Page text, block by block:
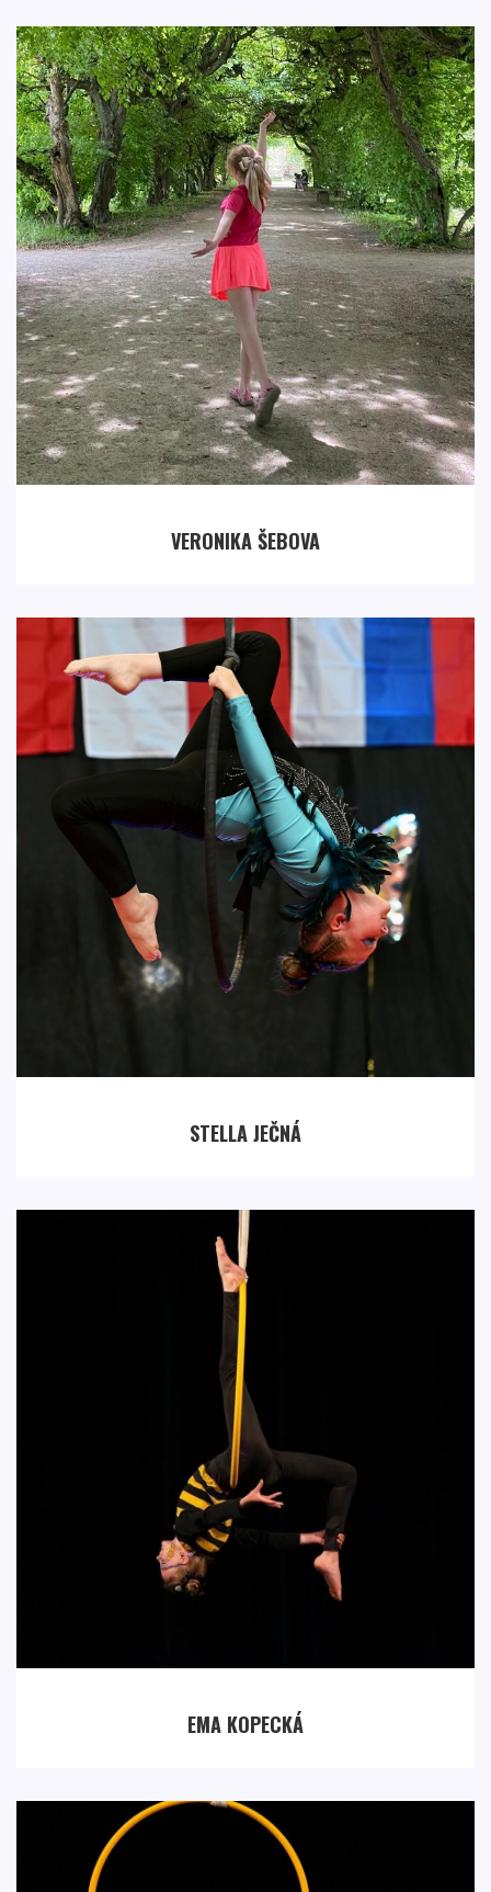
VERONIKA ŠEBOVA
STELLA JEČNÁ
EMA KOPECKÁ